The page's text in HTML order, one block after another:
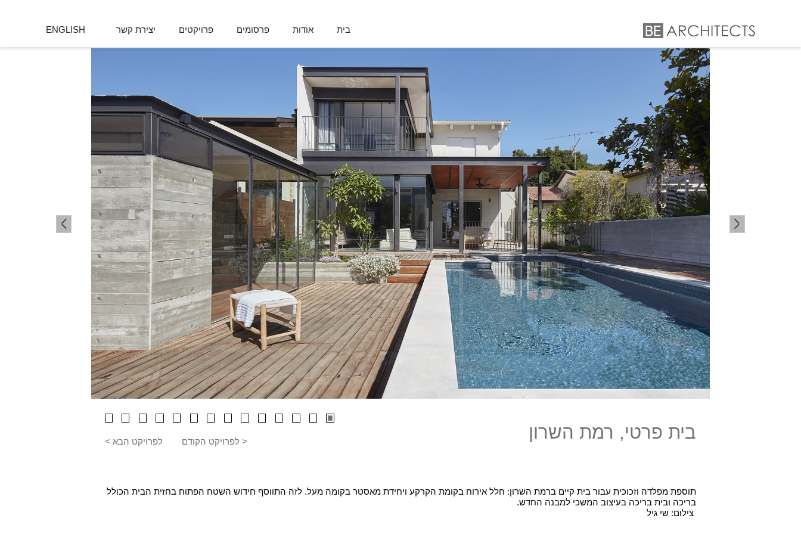
בית אודות פרסומים פרויקטים יצירת קשר ENGLISH
בית פרטי, רמת השרון < לפרויקט הקודם לפרויקט הבא >
תוספת מפלדה וזכוכית עבור בית קיים ברמת השרון: חלל אירוח בקומת הקרקע ויחידת מאסטר בקומה מעל. לזה התווסף חידוש השטח הפתוח בחזית הבית הכולל
בריכה ובית בריכה בעיצוב המשכי למבנה החדש.
צילום: שי גיל